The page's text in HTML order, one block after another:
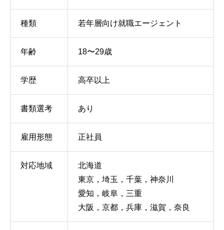
種類 若年層向け就職エージェント
年齢 18〜29歳
学歴 高卒以上
書類選考 あり
雇用形態 正社員
対応地域
北海道
東京，埼玉，千葉，神奈川
愛知，岐阜，三重
大阪，京都，兵庫，滋賀，奈良